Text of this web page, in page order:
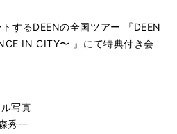
するDEENの全国ツアー 『DEEN
IN CITY〜 』にて特典付き会
写真
秀一